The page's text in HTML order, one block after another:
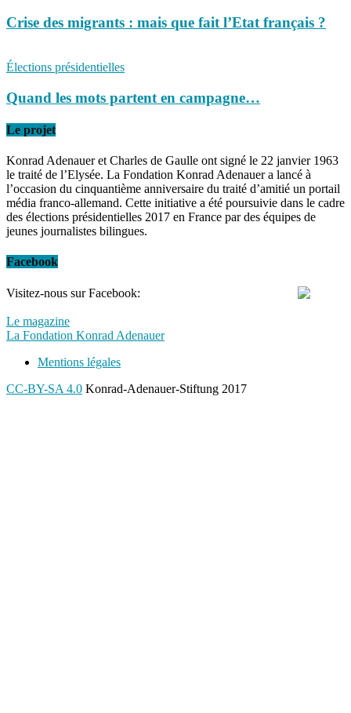
Crise des migrants : mais que fait l’Etat français ?
Élections présidentielles
Quand les mots partent en campagne…
Le projet
Konrad Adenauer et Charles de Gaulle ont signé le 22 janvier 1963
le traité de l’Elysée. La Fondation Konrad Adenauer a lancé à
l’occasion du cinquantième anniversaire du traité d’amitié un portail
média franco-allemand. Cette initiative a été poursuivie dans le cadre
des élections présidentielles 2017 en France par des équipes de
jeunes journalistes bilingues.
Facebook
Visitez-nous sur Facebook:
Le magazine
La Fondation Konrad Adenauer
Mentions légales
CC-BY-SA 4.0 Konrad-Adenauer-Stiftung 2017